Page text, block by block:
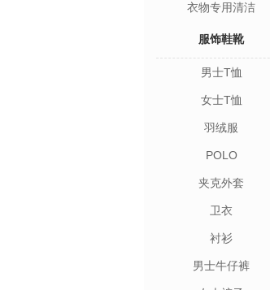
衣物专用清洁
服饰鞋靴
男士T恤
女士T恤
羽绒服
POLO
夹克外套
卫衣
衬衫
男士牛仔裤